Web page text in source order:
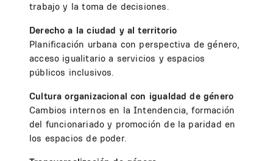
trabajo y la toma de decisiones.
Derecho a la ciudad y al territorio
Planificación urbana con perspectiva de género,
acceso igualitario a servicios y espacios
públicos inclusivos.
Cultura organizacional con igualdad de género
Cambios internos en la Intendencia, formación
del funcionariado y promoción de la paridad en
los espacios de poder.